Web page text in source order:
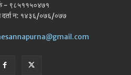
- ९८५११५०४७१
दर्ता न: १४३६/०७६/०७७